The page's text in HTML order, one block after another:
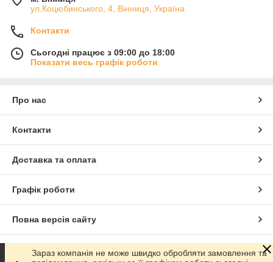
ул.Коцюбинського, 4, Вінниця, Україна
Контакти
Сьогодні працює з 09:00 до 18:00
Показати весь графік роботи
Про нас
Контакти
Доставка та оплата
Графік роботи
Повна версія сайту
Сайт створено на маркетплейсі Prom.ua
Зараз компанія не може швидко обробляти замовлення та